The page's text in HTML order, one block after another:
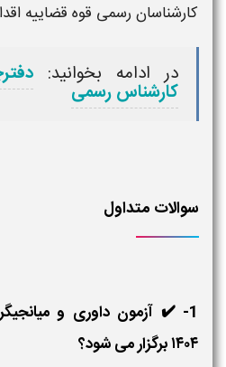
کارشناسان رسمی قوه قضاییه
در ادامه بخوانید:
کارشناس رسمی
سوالات متداول
1- ✔️ آزمون داوری و
۱۴۰۴ برگزار می شود؟